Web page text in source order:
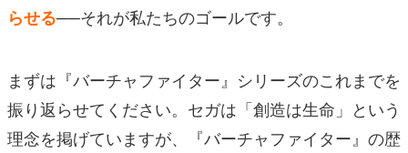
らせる──それが私たちのゴールです。
まずは『バーチャファイター』シリーズのこれまでを
振り返らせてください。セガは「創造は生命」という
理念を掲げていますが、『バーチャファイター』の歴